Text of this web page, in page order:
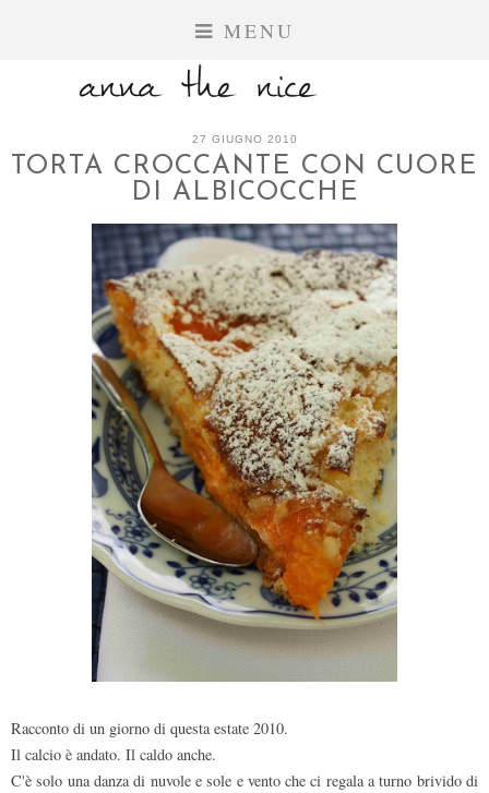
MENU
27 GIUGNO 2010
TORTA CROCCANTE CON CUORE
DI ALBICOCCHE
Racconto di un giorno di questa estate 2010.
Il calcio è andato. Il caldo anche.
C'è solo una danza di nuvole e sole e vento che ci regala a turno brivido di